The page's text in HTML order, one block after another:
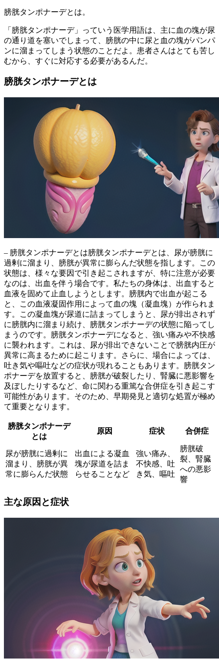
膀胱タンポナーデとは。
「膀胱タンポナーデ」っていう医学用語は、主に血の塊が尿
の通り道を塞いでしまって、膀胱の中に尿と血の塊がパンパ
ンに溜まってしまう状態のことだよ。患者さんはとても苦し
むから、すぐに対応する必要があるんだ。
膀胱タンポナーデとは
– 膀胱タンポナーデとは膀胱タンポナーデとは、
尿が膀胱に
過剰に溜まり、膀胱が異常に膨らんだ状態を指します。この
状態は、様々な要因で引き起こされますが、特に注意が必要
なのは、出血を伴う場合です。私たちの身体は、出血すると
血液を固めて止血しようとします。膀胱内で出血が起こる
と、この血液凝固作用によって 血の塊（凝血塊） が作られま
す。この凝血塊が尿道に詰まってしまうと、尿が排出されず
に膀胱内に溜まり続け、膀胱タンポナーデの状態に陥ってし
まうのです。膀胱タンポナーデになると、 強い痛みや不快感
に襲われます。これは、尿が排出できないことで膀胱内圧が
異常に高まるために起こります。さらに、場合によっては、
吐き気や嘔吐などの症状が現れることもあります。膀胱タン
ポナーデを放置すると、 膀胱が破裂したり、 腎臓に悪影響を
及ぼしたりするなど、命に関わる重篤な合併症を引き起こす
可能性があります。そのため、早期発見と適切な処置が極め
て重要となります。
膀胱タンポナーデ
とは
原因 症状 合併症
尿が膀胱に過剰に
溜まり、膀胱が異
常に膨らんだ状態
出血による凝血
塊が尿道を詰ま
らせることなど
強い痛み、
不快感、吐
き気、嘔吐
膀胱破
裂、腎臓
への悪影
響
主な原因と症状